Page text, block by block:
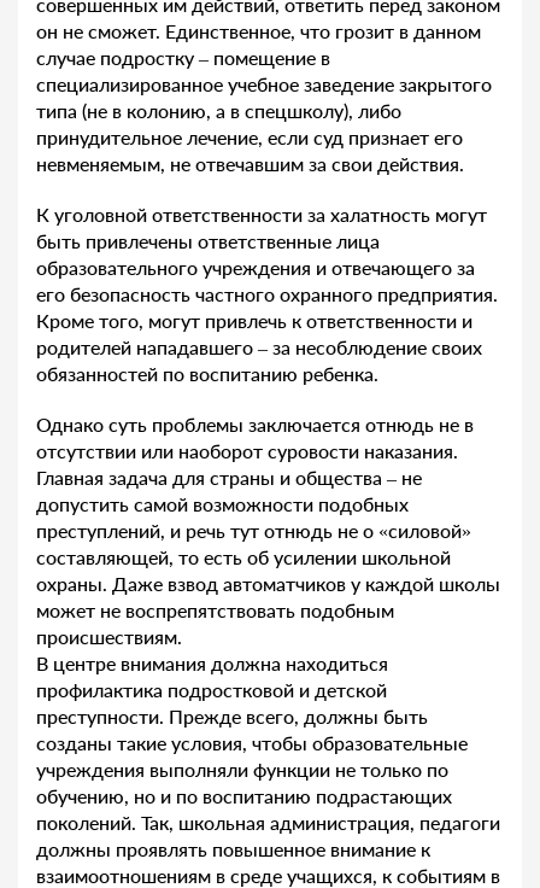
он не сможет. Единственное, что грозит в данном
случае подростку – помещение в
специализированное учебное заведение закрытого
типа (не в колонию, а в спецшколу), либо
принудительное лечение, если суд признает его
невменяемым, не отвечавшим за свои действия.
К уголовной ответственности за халатность могут
быть привлечены ответственные лица
образовательного учреждения и отвечающего за
его безопасность частного охранного предприятия.
Кроме того, могут привлечь к ответственности и
родителей нападавшего – за несоблюдение своих
обязанностей по воспитанию ребенка.
Однако суть проблемы заключается отнюдь не в
отсутствии или наоборот суровости наказания.
Главная задача для страны и общества – не
допустить самой возможности подобных
преступлений, и речь тут отнюдь не о «силовой»
составляющей, то есть об усилении школьной
охраны. Даже взвод автоматчиков у каждой школы
может не воспрепятствовать подобным
происшествиям.
В центре внимания должна находиться
профилактика подростковой и детской
преступности. Прежде всего, должны быть
созданы такие условия, чтобы образовательные
учреждения выполняли функции не только по
обучению, но и по воспитанию подрастающих
поколений. Так, школьная администрация, педагоги
должны проявлять повышенное внимание к
взаимоотношениям в среде учащихся, к событиям в